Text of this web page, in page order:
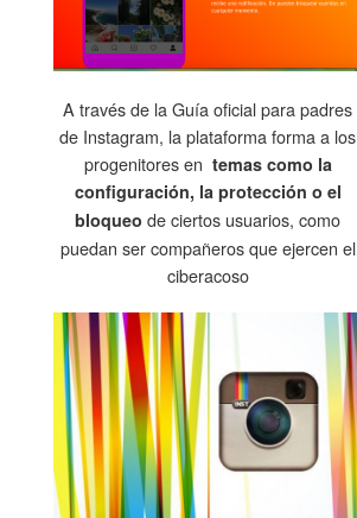
A través de la Guía oficial para padres
de Instagram, la plataforma forma a los
progenitores en temas como la
configuración, la protección o el
bloqueo de ciertos usuarios, como
puedan ser compañeros que ejercen el
ciberacoso